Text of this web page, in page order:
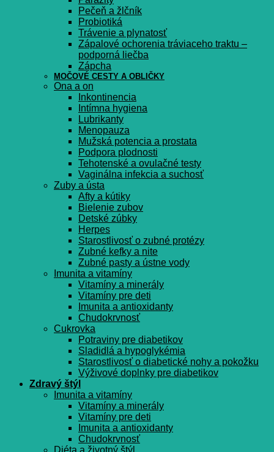
Pečeň a žlčník
Probiotiká
Trávenie a plynatosť
Zápalové ochorenia tráviaceho traktu –
podporná liečba
Zápcha
MOČOVÉ CESTY A OBLIČKY
Ona a on
Inkontinencia
Intímna hygiena
Lubrikanty
Menopauza
Mužská potencia a prostata
Podpora plodnosti
Tehotenské a ovulačné testy
Vaginálna infekcia a suchosť
Zuby a ústa
Afty a kútiky
Bielenie zubov
Detské zúbky
Herpes
Starostlivosť o zubné protézy
Zubné kefky a nite
Zubné pasty a ústne vody
Imunita a vitamíny
Vitamíny a minerály
Vitamíny pre deti
Imunita a antioxidanty
Chudokrvnosť
Cukrovka
Potraviny pre diabetikov
Sladidlá a hypoglykémia
Starostlivosť o diabetické nohy a pokožku
Výživové doplnky pre diabetikov
Zdravý štýl
Imunita a vitamíny
Vitamíny a minerály
Vitamíny pre deti
Imunita a antioxidanty
Chudokrvnosť